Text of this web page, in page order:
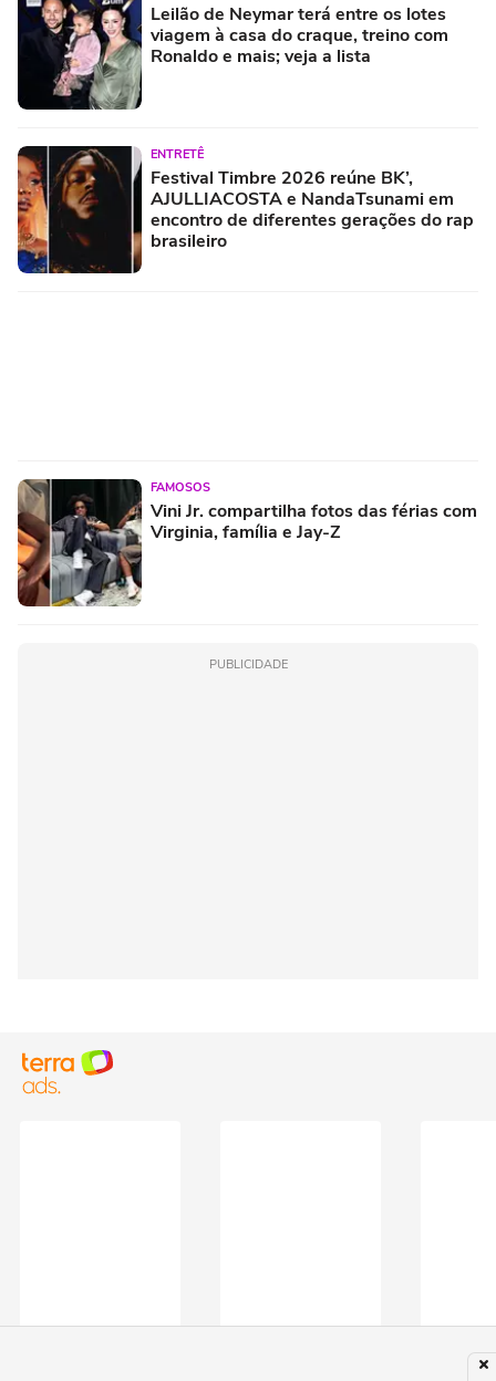
Leilão de Neymar terá entre os lotes
viagem à casa do craque, treino com
Ronaldo e mais; veja a lista
ENTRETÊ
Festival Timbre 2026 reúne BK’,
AJULLIACOSTA e NandaTsunami em
encontro de diferentes gerações do rap
brasileiro
FAMOSOS
Vini Jr. compartilha fotos das férias com
Virginia, família e Jay-Z
PUBLICIDADE